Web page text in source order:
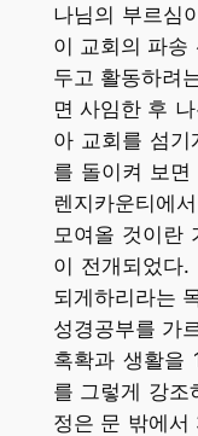
나님의 부르심
이 교회의 파송
두고 활동하려
면 사임한 후
아 교회를 섬
를 돌이켜 보
렌지카운티에
모여올 것이란
이 전개되었다
되게하리라는
성경공부를 가
혹확과 생활을
를 그렇게 강조
정은 문 밖에서